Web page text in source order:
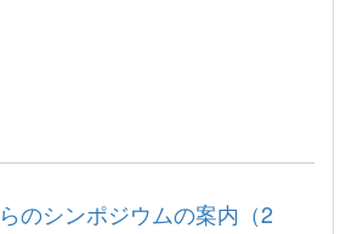
のシンポジウムの案内（2